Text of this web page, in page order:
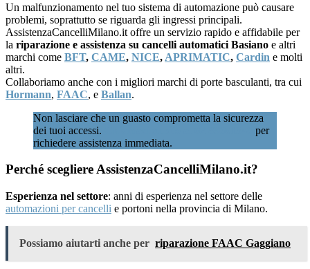
Un malfunzionamento nel tuo sistema di automazione può causare
problemi, soprattutto se riguarda gli ingressi principali.
AssistenzaCancelliMilano.it offre un servizio rapido e affidabile per
la riparazione e assistenza su cancelli automatici Basiano e altri
marchi come BFT, CAME, NICE, APRIMATIC, Cardin e molti
altri.
Collaboriamo anche con i migliori marchi di porte basculanti, tra cui
Hormann, FAAC, e Ballan.
Non lasciare che un guasto comprometta la sicurezza
dei tuoi accessi.
per
richiedere assistenza immediata.
Perché scegliere AssistenzaCancelliMilano.it?
Esperienza nel settore: anni di esperienza nel settore delle
automazioni per cancelli e portoni nella provincia di Milano.
Possiamo aiutarti anche per riparazione FAAC Gaggiano